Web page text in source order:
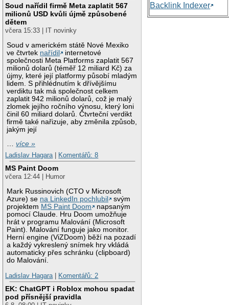
Soud nařídil firmě Meta zaplatit 567
milionů USD kvůli újmě způsobené
dětem
včera 15:33 | IT novinky
Soud v americkém státě Nové Mexiko
ve čtvrtek nařídil
internetové
společnosti Meta Platforms zaplatit 567
milionů dolarů (téměř 12 miliard Kč) za
újmy, které její platformy působí mladým
lidem. S přihlédnutím k dřívějšímu
verdiktu tak má společnost celkem
zaplatit 942 milionů dolarů, což je malý
zlomek jejího ročního výnosu, který loni
činil 60 miliard dolarů. Čtvrteční verdikt
firmě také nařizuje, aby změnila způsob,
jakým její
…více »
Ladislav Hagara
Komentářů: 8
MS Paint Doom
včera 12:44 | Humor
Mark Russinovich (CTO v Microsoft
Azure) se na LinkedIn pochlubil
svým
projektem MS Paint Doom
napsaným
pomocí Claude. Hru Doom umožňuje
hrát v programu Malování (Microsoft
Paint). Malování funguje jako monitor.
Herní engine (ViZDoom) běží na pozadí
a každý vykreslený snímek hry vkládá
automaticky přes schránku (clipboard)
do Malování.
Ladislav Hagara
Komentářů: 2
EK: ChatGPT i Roblox mohou spadat
pod přísnější pravidla
Backlink Indexer